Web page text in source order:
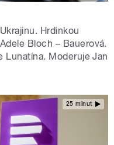
Hrdinkou
Bloch – Bauerová.
Lunatína. Moderuje Jan
25 minut